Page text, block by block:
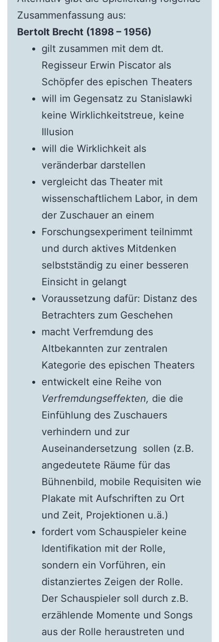
Zusammenfassung aus:
Bertolt Brecht (1898 – 1956)
gilt zusammen mit dem dt.
Regisseur Erwin Piscator als
Schöpfer des epischen Theaters
will im Gegensatz zu Stanislawki
keine Wirklichkeitstreue, keine
Illusion
will die Wirklichkeit als
veränderbar darstellen
vergleicht das Theater mit
wissenschaftlichem Labor, in dem
der Zuschauer an einem
Forschungsexperiment teilnimmt
und durch aktives Mitdenken
selbstständig zu einer besseren
Einsicht in gelangt
Voraussetzung dafür: Distanz des
Betrachters zum Geschehen
macht Verfremdung des
Altbekannten zur zentralen
Kategorie des epischen Theaters
entwickelt eine Reihe von
Verfremdungseffekten, die die
Einfühlung des Zuschauers
verhindern und zur
Auseinandersetzung sollen (z.B.
angedeutete Räume für das
Bühnenbild, mobile Requisiten wie
Plakate mit Aufschriften zu Ort
und Zeit, Projektionen u.ä.)
fordert vom Schauspieler keine
Identifikation mit der Rolle,
sondern ein Vorführen, ein
distanziertes Zeigen der Rolle.
Der Schauspieler soll durch z.B.
erzählende Momente und Songs
aus der Rolle heraustreten und